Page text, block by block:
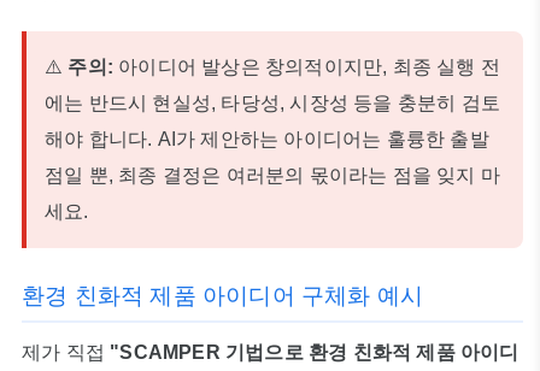
⚠️ 주의: 아이디어 발상은 창의적이지만, 최종 실행 전
에는 반드시 현실성, 타당성, 시장성 등을 충분히 검토
해야 합니다. AI가 제안하는 아이디어는 훌륭한 출발
점일 뿐, 최종 결정은 여러분의 몫이라는 점을 잊지 마
세요.
환경 친화적 제품 아이디어 구체화 예시
제가 직접 "SCAMPER 기법으로 환경 친화적 제품 아이디